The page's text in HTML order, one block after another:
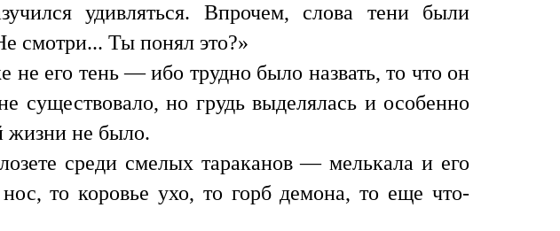
удивляться. Впрочем, слова тени были
смотри... Ты понял это?»
не его тень — ибо трудно было назвать, то что он
но грудь выделялась и особенно
жизни не было.
среди смелых тараканов — мелькала и его
то коровье ухо, то горб демона, то еще что-